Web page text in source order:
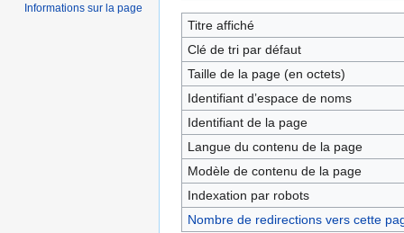
navigation
recherche
Titre affiché
Clé de tri par défaut
Taille de la page (en octets)
Identifiant dʼespace de noms
Identifiant de la page
Langue du contenu de la page
Modèle de contenu de la page
Indexation par robots
Nombre de redirections vers cette
Informations sur la page